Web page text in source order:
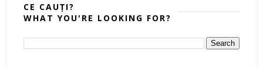
CE CAUȚI?
WHAT YOU'RE LOOKING FOR?